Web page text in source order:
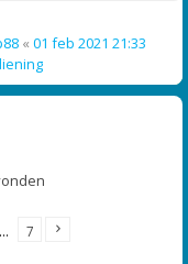
« 01 feb 2021 21:33
… 7